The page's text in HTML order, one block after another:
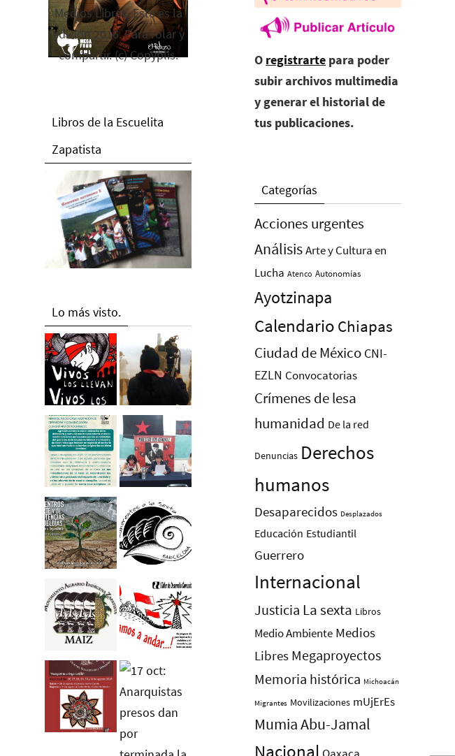
Medios Libres. Esta es la
edición 2016. Para rolar y
compartir. (c) Copyplis.
Libros de la Escuelita
Zapatista
Lo más visto.
O registrarte para poder
subir archivos multimedia
y generar el historial de
tus publicaciones.
Categorías
Acciones urgentes
AnálisisArte y Cultura en
Lucha Atenco Autonomías
Ayotzinapa
Calendario Chiapas
Ciudad de México CNI-
EZLN Convocatorias
Crímenes de lesa
humanidad De la red
Denuncias Derechos
humanos
Desaparecidos Desplazados
Educación Estudiantil
Guerrero
Internacional
Justicia La sexta Libros
Medio Ambiente Medios
Libres Megaproyectos
Memoria histórica Michoacán
Migrantes Movilizaciones mUjErEs
Mumia Abu-Jamal